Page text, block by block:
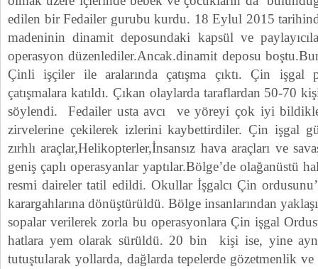
edilen bir Fedailer gurubu kurdu. 18 Eylul 2015
madeninin dinamit deposundaki kapsül ve
operasyon düzenlediler.Ancak.dinamit deposu
Çinli işçiler ile aralarında çatışma çıktı. Çin işgal
çatışmalara katıldı. Çıkan olaylarda taraflardan 50-70
söylendi. Fedailer usta avcı ve yöreyi çok iyi
zirvelerine çekilerek izlerini kaybettirdiler. Çin işgal
zırhlı araçlar,Helikopterler,İnsansız hava araçları ve
geniş çaplı operasyanlar yaptılar.Bölge’de olağanüstü
resmi daireler tatil edildi. Okullar İşgalcı Çin
karargahlarına dönüştürüldü. Bölge insanlarından
sopalar verilerek zorla bu operasyonlara Çin işgal
hatlara yem olarak sürüldü. 20 bin kişi ise, yine
tutuştularak yollarda, dağlarda tepelerde gözetmenlik